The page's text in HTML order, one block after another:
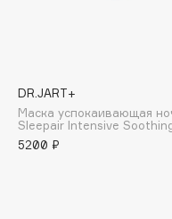
Balmain Hair Couture
Banderas
Basicare
DR.JART+
Маска успокаивающая
Sleepair Intensive
5200 ₽